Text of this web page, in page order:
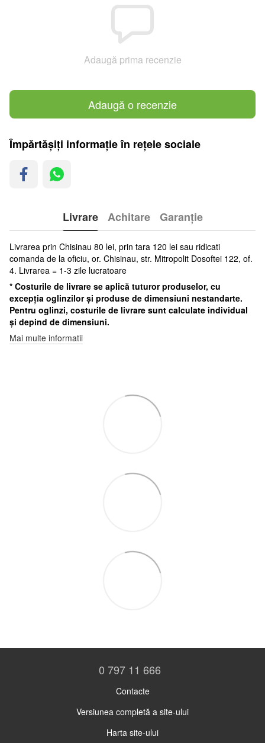
Adaugă prima recenzie
Adaugă o recenzie
Împărtășiți informație în rețele sociale
Livrare Achitare Garanție
Livrarea prin Chisinau 80 lei, prin tara 120 lei sau ridicati
comanda de la oficiu, or. Chisinau, str. Mitropolit Dosoftei 122, of.
4. Livrarea = 1-3 zile lucratoare
* Costurile de livrare se aplică tuturor produselor, cu
excepția oglinzilor și produse de dimensiuni nestandarte.
Pentru oglinzi, costurile de livrare sunt calculate individual
și depind de dimensiuni.
Mai multe informatii
0 797 11 666
Contacte
Versiunea completă a site-ului
Harta site-ului